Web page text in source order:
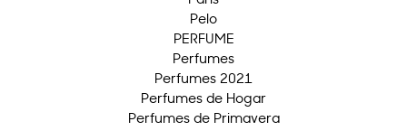
Pelo
PERFUME
Perfumes
Perfumes 2021
Perfumes de Hogar
Perfumes de Primavera